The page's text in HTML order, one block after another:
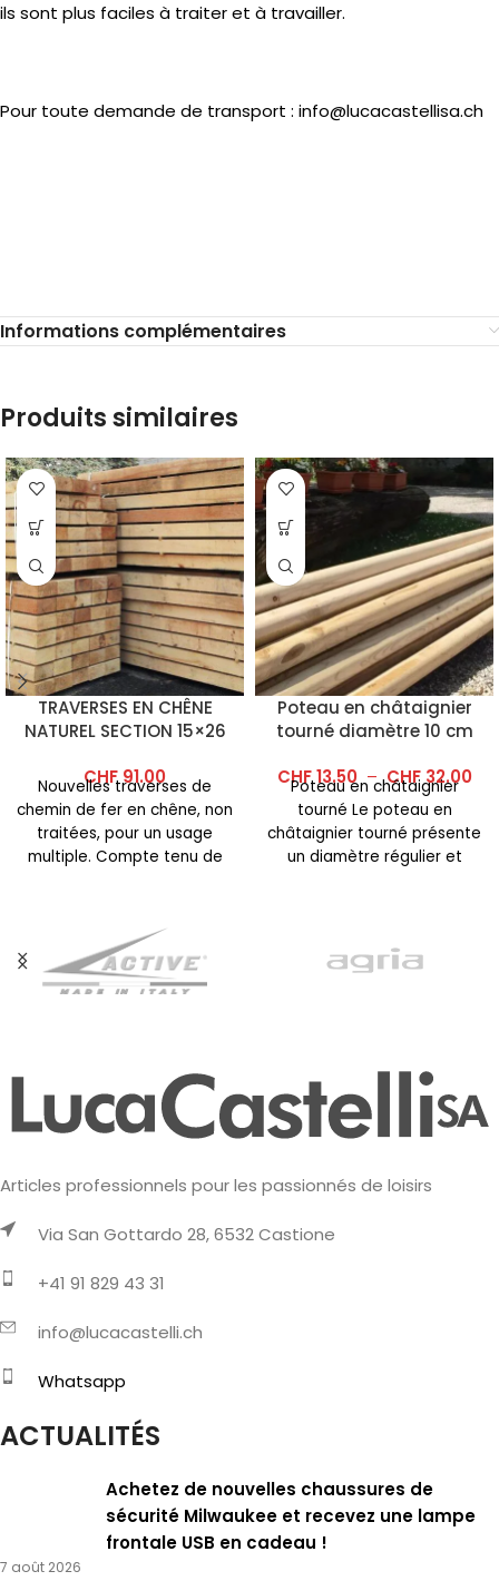
ils sont plus faciles à traiter et à travailler.
Pour toute demande de transport : info@lucacastellisa.ch
Informations complémentaires
Produits similaires
TRAVERSES EN CHÊNE
NATUREL SECTION 15×26
CHF 91.00
Nouvelles traverses de
chemin de fer en chêne, non
traitées, pour un usage
multiple. Compte tenu de
Poteau en châtaignier
tourné diamètre 10 cm
CHF13.50 – CHF32.00
Poteau en châtaignier
tourné Le poteau en
châtaignier tourné présente
un diamètre régulier et
Articles professionnels pour les passionnés de loisirs
Via San Gottardo 28, 6532 Castione
+41 91 829 43 31
info@lucacastelli.ch
Whatsapp
ACTUALITÉS
Achetez de nouvelles chaussures de
sécurité Milwaukee et recevez une lampe
frontale USB en cadeau !
7 août 2026